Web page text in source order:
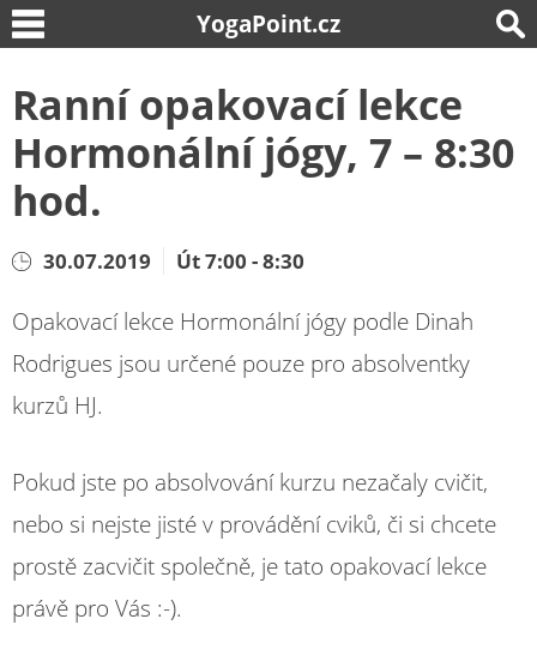
YogaPoint.cz
Ranní opakovací lekce
Hormonální jógy, 7 – 8:30
hod.
30.07.2019 Út 7:00 - 8:30
Opakovací lekce Hormonální jógy podle Dinah
Rodrigues jsou určené pouze pro absolventky
kurzů HJ.
Pokud jste po absolvování kurzu nezačaly cvičit,
nebo si nejste jisté v provádění cviků, či si chcete
prostě zacvičit společně, je tato opakovací lekce
právě pro Vás :-).